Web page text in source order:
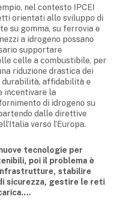
nel contesto IPCEI
orientati allo sviluppo di
su gomma, su ferrovia e
a idrogeno possano
supportare
celle a combustibile, per
riduzione drastica dei
durabilità, affidabilità e
incentivare la
di idrogeno su
dalle direttive
verso l’Europa.
tecnologie per
poi il problema è
stabilire
sicurezza, gestire le reti